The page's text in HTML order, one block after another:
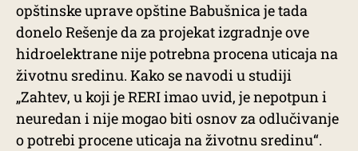
opštinske uprave opštine Babušnica je tada
donelo Rešenje da za projekat izgradnje ove
hidroelektrane nije potrebna procena uticaja na
životnu sredinu. Kako se navodi u studiji
„Zahtev, u koji je RERI imao uvid, je nepotpun i
neuredan i nije mogao biti osnov za odlučivanje
o potrebi procene uticaja na životnu sredinu“.